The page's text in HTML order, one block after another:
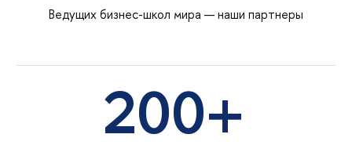
Ведущих бизнес-школ мира — наши партнеры
200+